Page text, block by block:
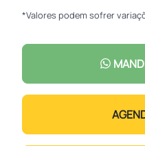
*Valores podem sofrer